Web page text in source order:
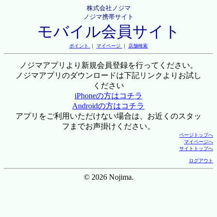
株式会社ノジマ
ノジマ携帯サイト
モバイル会員サイト
ポイント ｜ マイページ ｜ 店舗検索
ノジマアプリより新規会員登録を行ってください。
ノジマアプリのダウンロードは下記リンクよりお試し
ください
iPhoneの方はコチラ
Androidの方はコチラ
アプリをご利用いただけない場合は、お近くのスタッ
フまでお声掛けください。
ページトップへ
マイページへ
サイトトップへ
ログアウト
© 2026 Nojima.